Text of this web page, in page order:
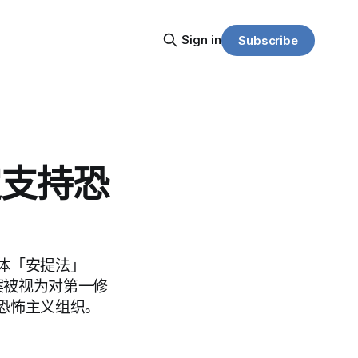
Sign in Subscribe
持恐
安提法」
视为对第一修
主义组织。